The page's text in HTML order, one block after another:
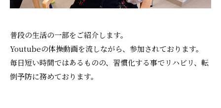
運営会社
プライバシーポリシー
採用情報
普段の生活の一部をご紹介します。
Youtubeの体操動画を流しながら、参加されております。
毎日短い時間ではあるものの、習慣化する事でリハビリ、転
倒予防に務めております。